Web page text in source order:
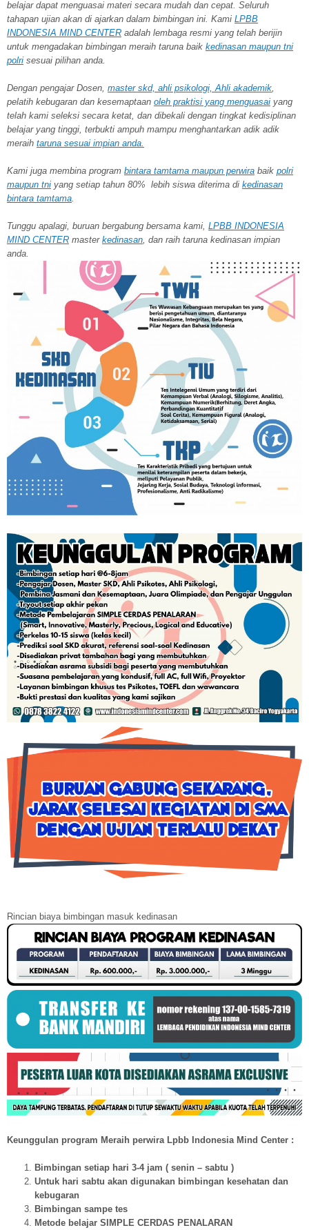
belajar dapat menguasai materi secara mudah dan cepat. Seluruh
tahapan ujian akan di ajarkan dalam bimbingan ini. Kami LPBB
INDONESIA MIND CENTER adalah lembaga resmi yang telah berijin
untuk mengadakan bimbingan meraih taruna baik kedinasan maupun tni
polri sesuai pilihan anda.
Dengan pengajar Dosen, master skd, ahli psikologi, Ahli akademik
pelatih kebugaran dan kesemaptaan oleh praktisi yang menguasai yang
telah kami seleksi secara ketat, dan dibekali dengan tingkat kedisiplinan
belajar yang tinggi, terbukti ampuh mampu menghantarkan adik adik
meraih taruna sesuai impian anda.
Kami juga membina program bintara tamtama maupun perwira baik polri
maupun tni yang setiap tahun 80% lebih siswa diterima di kedinasan
bintara tamtama
Tunggu apalagi, buruan bergabung bersama kami, LPBB INDONESIA
MIND CENTER master kedinasan , dan raih taruna kedinasan impian
anda.
Rincian biaya bimbingan masuk kedinasan
Keunggulan program Meraih perwira Lpbb Indonesia Mind Center :
Bimbingan setiap hari 3-4 jam ( senin – sabtu )
Untuk hari sabtu akan digunakan bimbingan kesehatan dan
kebugaran
Bimbingan sampe tes
Metode belajar SIMPLE CERDAS PENALARAN